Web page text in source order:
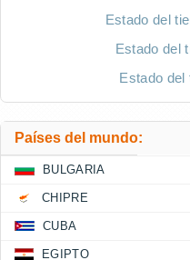
Estado del
Estado del
Estado del
Países del mundo:
BULGARIA
CHIPRE
CUBA
EGIPTO